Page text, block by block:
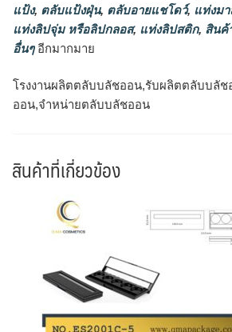
แป้ง, ตลับแป้งฝุ่น, ตลับอายแชโดว์, แท่งมา
แท่งลิปจุ่ม หรือลิปกลอส, แท่งลิปสติก, สินค้
อื่นๆอีกมากมาย
โรงงานผลิตตลับบลัชออน,รับผลิตตลับบลั
ออน,จำหน่ายตลับบลัชออน
สินค้าที่เกี่ยวข้อง